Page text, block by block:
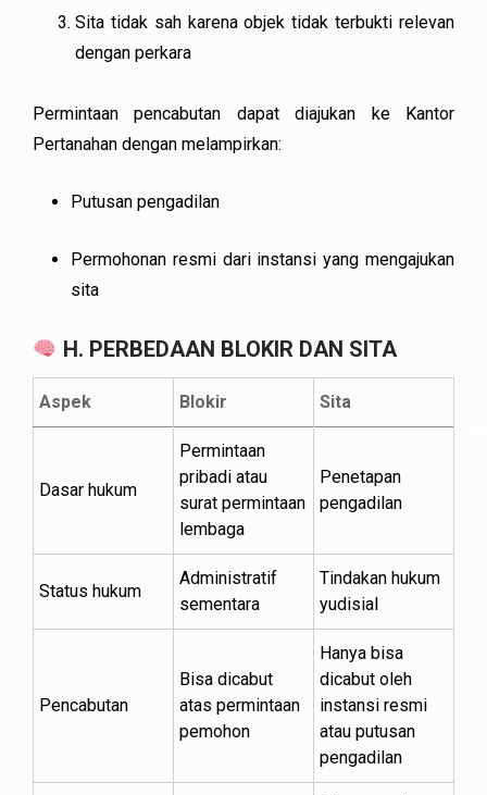
Sita tidak sah karena objek tidak terbukti relevan
dengan perkara
Permintaan pencabutan dapat diajukan ke Kantor
Pertanahan dengan melampirkan:
Putusan pengadilan
Permohonan resmi dari instansi yang mengajukan
sita
H. PERBEDAAN BLOKIR DAN SITA
Aspek Blokir Sita
Dasar hukum
Permintaan
pribadi atau
surat permintaan
lembaga
Penetapan
pengadilan
Status hukum
Administratif
sementara
Tindakan hukum
yudisial
Pencabutan
Bisa dicabut
atas permintaan
pemohon
Hanya bisa
dicabut oleh
instansi resmi
atau putusan
pengadilan